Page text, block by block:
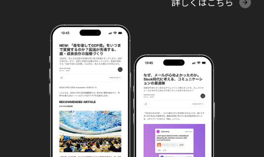
詳しくはこちら